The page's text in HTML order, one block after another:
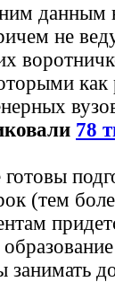
данным
не
как
ли 78
(тем
занимать